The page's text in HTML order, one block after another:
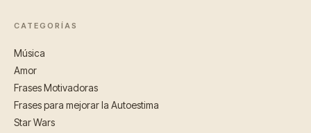
CATEGORÍAS
Música
Amor
Frases Motivadoras
Frases para mejorar la Autoestima
Star Wars